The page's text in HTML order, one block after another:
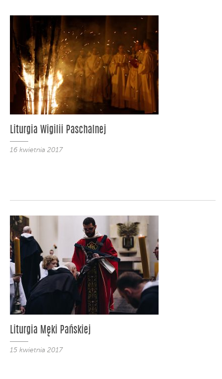
Liturgia Wigilii Paschalnej
16 kwietnia 2017
Liturgia Męki Pańskiej
15 kwietnia 2017